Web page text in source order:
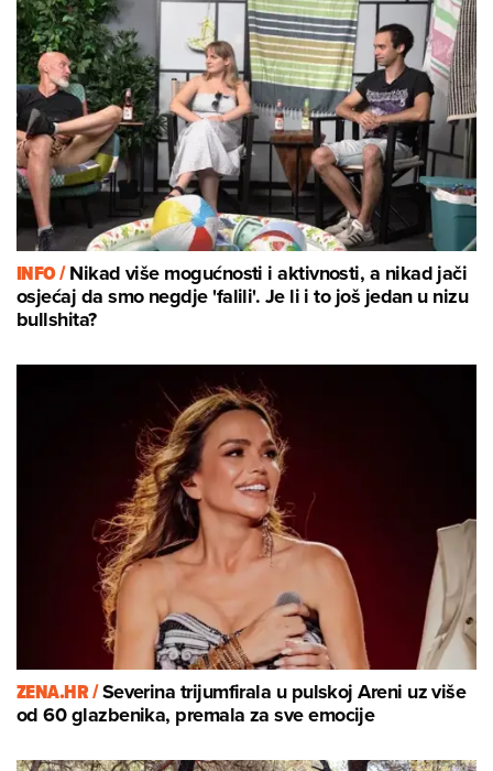
INFO /Nikad više mogućnosti i aktivnosti, a nikad jači
osjećaj da smo negdje 'falili'. Je li i to još jedan u nizu
bullshita?
ZENA.HR /Severina trijumfirala u pulskoj Areni uz više
od 60 glazbenika, premala za sve emocije